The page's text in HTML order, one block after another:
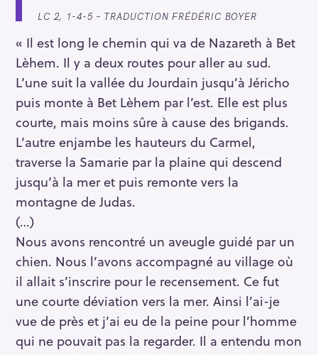
LC 2, 1-4-5 – TRADUCTION FRÉDÉRIC BOYER
« Il est long le chemin qui va de Nazareth à Bet
Lèhem. Il y a deux routes pour aller au sud.
L’une suit la vallée du Jourdain jusqu’à Jéricho
puis monte à Bet Lèhem par l’est. Elle est plus
courte, mais moins sûre à cause des brigands.
L’autre enjambe les hauteurs du Carmel,
traverse la Samarie par la plaine qui descend
jusqu’à la mer et puis remonte vers la
montagne de Judas.
(…)
Nous avons rencontré un aveugle guidé par un
chien. Nous l’avons accompagné au village où
il allait s’inscrire pour le recensement. Ce fut
une courte déviation vers la mer. Ainsi l’ai-je
vue de près et j’ai eu de la peine pour l’homme
qui ne pouvait pas la regarder. Il a entendu mon